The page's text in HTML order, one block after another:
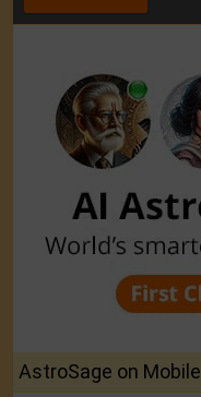
AstroSage on Mobile